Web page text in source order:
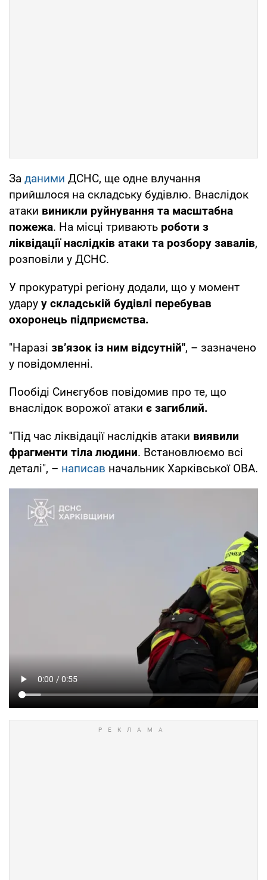
За даними ДСНС, ще одне влучання
прийшлося на складську будівлю. Внаслідок
атаки виникли руйнування та масштабна
пожежа. На місці тривають роботи з
ліквідації наслідків атаки та розбору завалів,
розповіли у ДСНС.
У прокуратурі регіону додали, що у момент
удару у складській будівлі перебував
охоронець підприємства.
"Наразі зв’язок із ним відсутній", – зазначено
у повідомленні.
Пообіді Синєгубов повідомив про те, що
внаслідок ворожої атаки є загиблий.
"Під час ліквідації наслідків атаки виявили
фрагменти тіла людини. Встановлюємо всі
деталі", – написав начальник Харківської ОВА.